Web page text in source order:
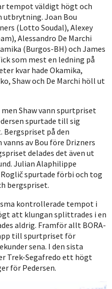
tempot väldigt högt och
utbrytning. Joan Bou
(Lotto Soudal), Alexey
Alessandro De Marchi
(Burgos-BH) och James
som mest en ledning på
kvar hade Okamika,
Shaw och De Marchi höll ut
Shaw vann spurtpriset
spurtade till sig
på den
av Bou före Drizners
delades det även ut
Julian Alaphilippe
spurtade förbi och tog
bergspriset.
kontrollerade tempot i
att klungan splittrades i en
aldrig. Framför allt BORA-
till spurtpriset för
sena. I den sista
Trek-Segafredo ett högt
för Pedersen.